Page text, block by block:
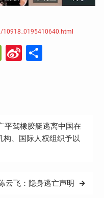
WeChat
Sina分
平驾橡胶艇逃离中国在
构、国际人权组织予以
云飞：隐身逃亡声明